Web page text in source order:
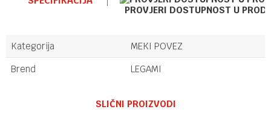
PROVJERI DOSTUPNOST U
Kategorija
MEKI POVEZ
Brend
LEGAMI
SLIČNI PROIZVODI